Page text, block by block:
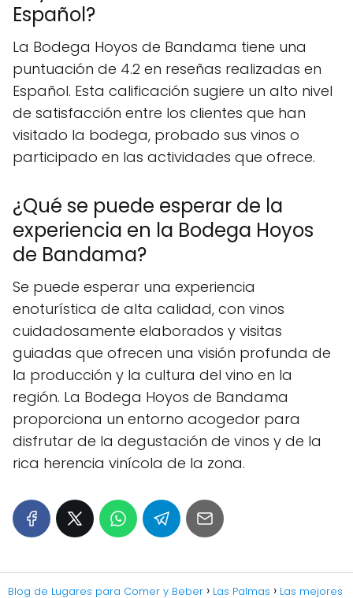
Español?
La Bodega Hoyos de Bandama tiene una
puntuación de 4.2 en reseñas realizadas en
Español. Esta calificación sugiere un alto nivel
de satisfacción entre los clientes que han
visitado la bodega, probado sus vinos o
participado en las actividades que ofrece.
¿Qué se puede esperar de la
experiencia en la Bodega Hoyos
de Bandama?
Se puede esperar una experiencia
enoturística de alta calidad, con vinos
cuidadosamente elaborados y visitas
guiadas que ofrecen una visión profunda de
la producción y la cultura del vino en la
región. La Bodega Hoyos de Bandama
proporciona un entorno acogedor para
disfrutar de la degustación de vinos y de la
rica herencia vinícola de la zona.
Blog de Lugares para Comer y Beber Las Palmas Las mejores